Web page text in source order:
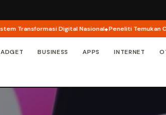
Digital Nasional Peneliti Temukan Celah
BUSINESS APPS INTERNET